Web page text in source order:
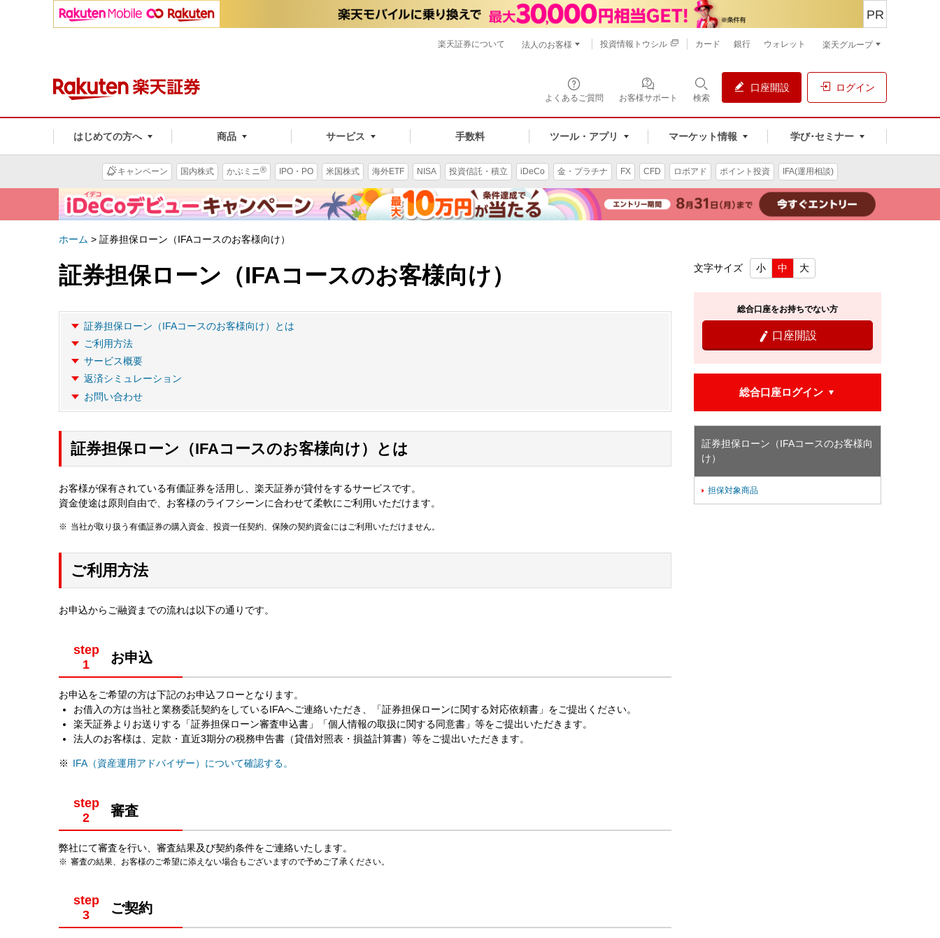
よくあるご質問 お客様サポート 検索
口座開設 ログイン
はじめての方へ 商品 サービス 手数料 ツール・アプリ マーケット情報 学び･セミナー
PR
楽天証券について 法人のお客様 投資情報トウシル カード 銀行 ウォレット 楽天グループ
キャンペーン 国内株式 かぶミニ® IPO・PO 米国株式 海外ETF NISA 投資信託・積立 iDeCo 金・プラチナ FX CFD ロボアド ポイント投資 IFA(運用相談)
ホーム > 証券担保ローン（IFAコースのお客様向け）
証券担保ローン（IFAコースのお客様向け）
証券担保ローン（IFAコースのお客様向け）とは
ご利用方法
サービス概要
返済シミュレーション
お問い合わせ
証券担保ローン（IFAコースのお客様向け）とは
お客様が保有されている有価証券を活用し、楽天証券が貸付をするサービスです。
資金使途は原則自由で、お客様のライフシーンに合わせて柔軟にご利用いただけます。
当社が取り扱う有価証券の購入資金、投資一任契約、保険の契約資金にはご利用いただけません。
ご利用方法
お申込からご融資までの流れは以下の通りです。
step お申込
お申込をご希望の方は下記のお申込フローとなります。
お借入の方は当社と業務委託契約をしているIFAへご連絡いただき、「証券担保ローンに関する対応依頼書」をご提出ください。
楽天証券よりお送りする「証券担保ローン審査申込書」「個人情報の取扱に関する同意書」等をご提出いただきます。
法人のお客様は、定款・直近3期分の税務申告書（貸借対照表・損益計算書）等をご提出いただきます。
IFA（資産運用アドバイザー）について確認する。
step 審査
弊社にて審査を行い、審査結果及び契約条件をご連絡いたします。
審査の結果、お客様のご希望に添えない場合もございますので予めご了承ください。
step ご契約
文字サイズ 小 中 大
総合口座をお持ちでない方
 口座開設
総合口座ログイン
証券担保ローン（IFAコースのお客様向
け）
 担保対象商品